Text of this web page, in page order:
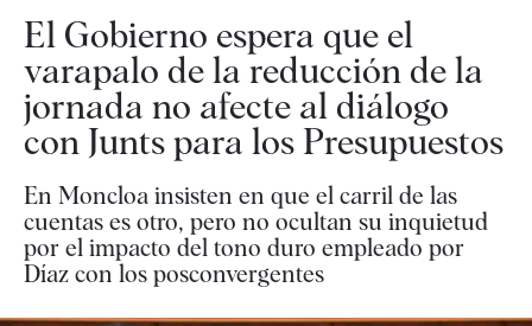
El Gobierno espera que el
varapalo de la reducción de la
jornada no afecte al diálogo
con Junts para los Presupuestos
En Moncloa insisten en que el carril de las
cuentas es otro, pero no ocultan su inquietud
por el impacto del tono duro empleado por
Díaz con los posconvergentes